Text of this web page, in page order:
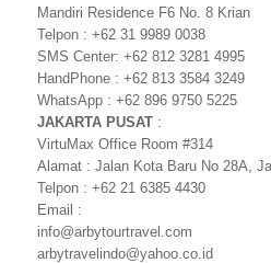
Mandiri Residence F6 No. 8 Krian
Telpon : +62 31 9989 0038
SMS Center: +62 812 3281 4995
HandPhone : +62 813 3584 3249
WhatsApp : +62 896 9750 5225
JAKARTA PUSAT :
VirtuMax Office Room #314
Alamat : Jalan Kota Baru No 28A,
Telpon : +62 21 6385 4430
Email :
info@arbytourtravel.com
arbytravelindo@yahoo.co.id